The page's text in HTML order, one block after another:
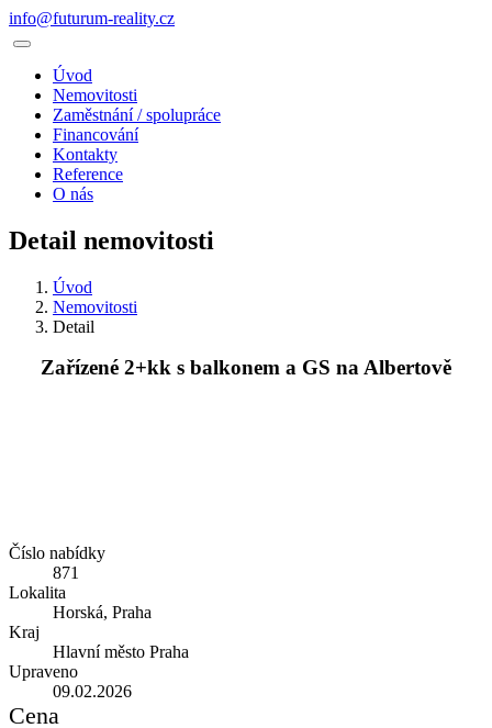
info@futurum-reality.cz
Úvod
Nemovitosti
Zaměstnání / spolupráce
Financování
Kontakty
Reference
O nás
Detail nemovitosti
Úvod
Nemovitosti
Detail
Zařízené 2+kk s balkonem a GS na Albertově
Číslo nabídky
871
Lokalita
Horská, Praha
Kraj
Hlavní město Praha
Upraveno
09.02.2026
Cena